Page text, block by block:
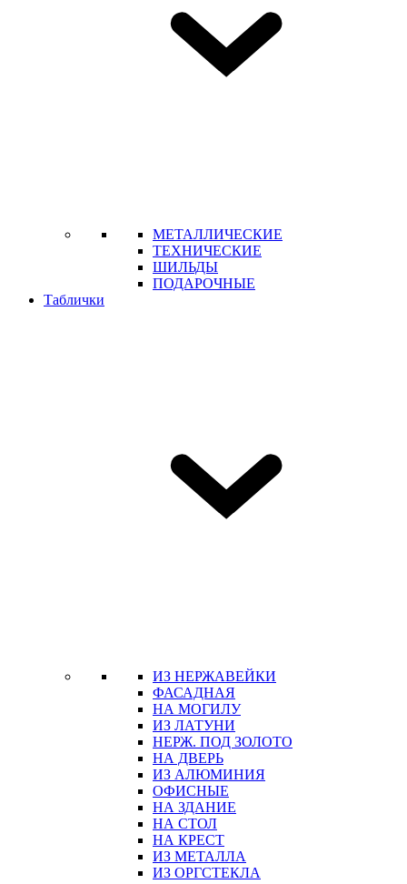
МЕТАЛЛИЧЕСКИЕ
ТЕХНИЧЕСКИЕ
ШИЛЬДЫ
ПОДАРОЧНЫЕ
Таблички
ИЗ НЕРЖАВЕЙКИ
ФАСАДНАЯ
НА МОГИЛУ
ИЗ ЛАТУНИ
НЕРЖ. ПОД ЗОЛОТО
НА ДВЕРЬ
ИЗ АЛЮМИНИЯ
ОФИСНЫЕ
НА ЗДАНИЕ
НА СТОЛ
НА КРЕСТ
ИЗ МЕТАЛЛА
ИЗ ОРГСТЕКЛА